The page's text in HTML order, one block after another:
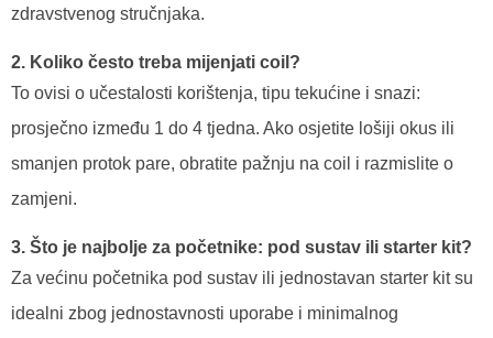
zdravstvenog stručnjaka.
2. Koliko često treba mijenjati coil?
To ovisi o učestalosti korištenja, tipu tekućine i snazi:
prosječno između 1 do 4 tjedna. Ako osjetite lošiji okus ili
smanjen protok pare, obratite pažnju na coil i razmislite o
zamjeni.
3. Što je najbolje za početnike: pod sustav ili starter kit?
Za većinu početnika pod sustav ili jednostavan starter kit su
idealni zbog jednostavnosti uporabe i minimalnog